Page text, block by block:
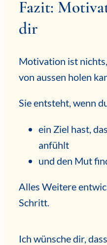
Fazit:
dir
Motivation ist
von aussen holen
Sie entsteht, wenn
ein Ziel hast,
anfühlt
und den Mut
Alles Weitere
Schritt.
Ich wünsche dir,